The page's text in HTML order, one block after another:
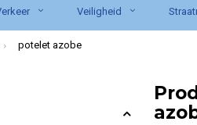
Veiligheid
potelet azobe